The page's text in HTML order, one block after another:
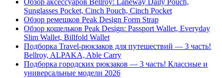
Обзор аксессуаров Bellroy: Laneway Daily Pouch,
Sunglasses Pocket, Cinch Pouch, Cinch Pocket
Обзор ремешков Peak Design Form Strap
Обзор кошельков Peak Design: Passport Wallet, Everyday
Slim Wallet, Billfold Wallet
Подборка Travel-рюкзаков для путешествий — 3 часть!
Bellroy, ALPAKA, Able Carry
Подборка городских рюкзаков — 3 часть! Классные и
универсальные модели 2026